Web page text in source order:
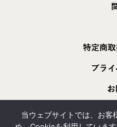
特定商
プラ
当ウェブサイトでは、お客